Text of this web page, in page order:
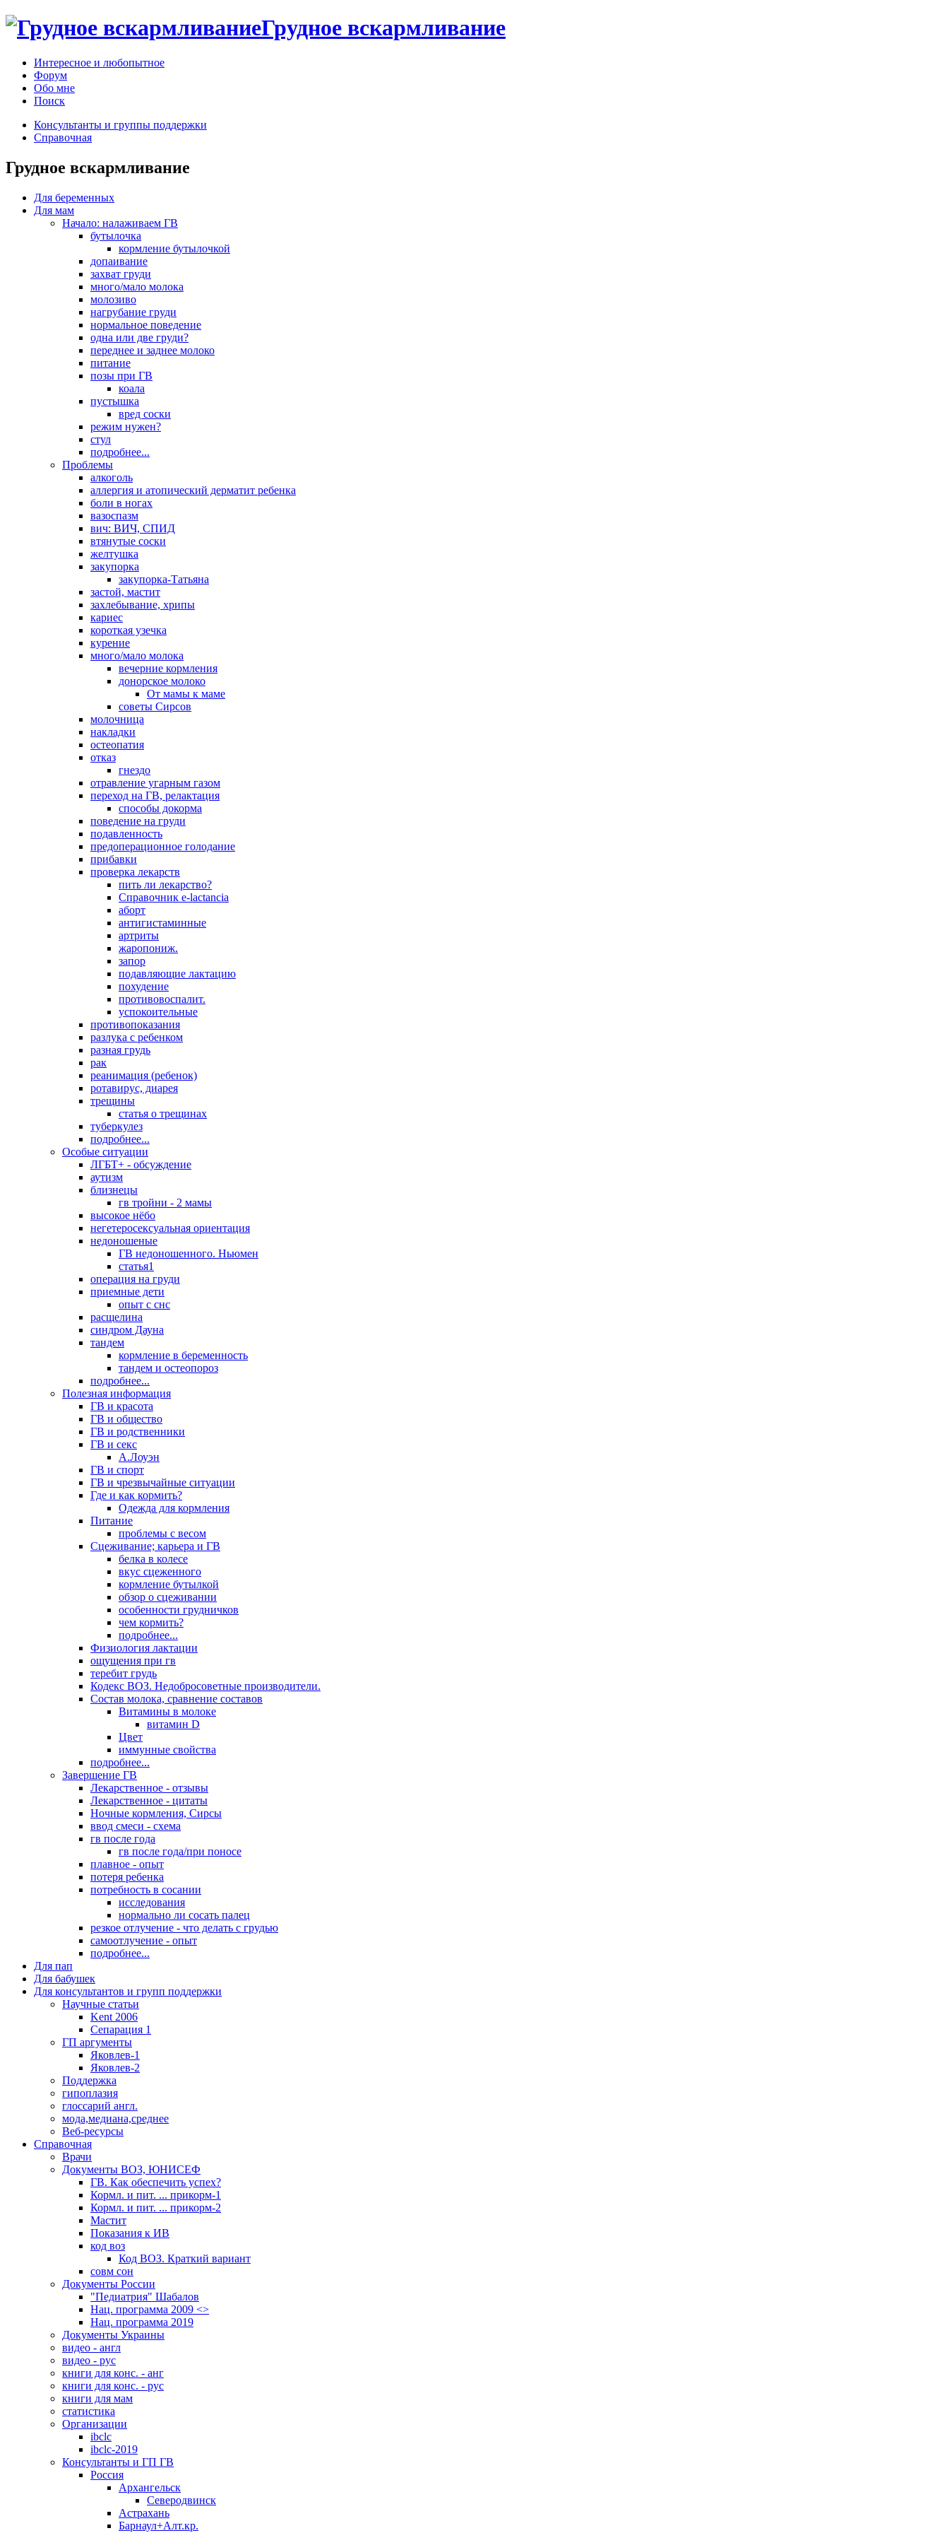
Грудное вскармливание
Интересное и любопытное
Форум
Обо мне
Поиск
Консультанты и группы поддержки
Справочная
Грудное вскармливание
Для беременных
Для мам
Начало: налаживаем ГВ
бутылочка
кормление бутылочкой
допаивание
захват груди
много/мало молока
молозиво
нагрубание груди
нормальное поведение
одна или две груди?
переднее и заднее молоко
питание
позы при ГВ
коала
пустышка
вред соски
режим нужен?
стул
подробнее...
Проблемы
алкоголь
аллергия и атопический дерматит ребенка
боли в ногах
вазоспазм
вич: ВИЧ, СПИД
втянутые соски
желтушка
закупорка
закупорка-Татьяна
застой, мастит
захлебывание, хрипы
кариес
короткая узечка
курение
много/мало молока
вечерние кормления
донорское молоко
От мамы к маме
советы Сирсов
молочница
накладки
остеопатия
отказ
гнездо
отравление угарным газом
переход на ГВ, релактация
способы докорма
поведение на груди
подавленность
предоперационное голодание
прибавки
проверка лекарств
пить ли лекарство?
Справочник e-lactancia
аборт
антигистаминные
артриты
жаропониж.
запор
подавляющие лактацию
похудение
противовоспалит.
успокоительные
противопоказания
разлука с ребенком
разная грудь
рак
реанимация (ребенок)
ротавирус, диарея
трещины
статья о трещинах
туберкулез
подробнее...
Особые ситуации
ЛГБТ+ - обсуждение
аутизм
близнецы
гв тройни - 2 мамы
высокое нёбо
негетеросексуальная ориентация
недоношеные
ГВ недоношенного. Ньюмен
статья1
операция на груди
приемные дети
опыт с снс
расщелина
синдром Дауна
тандем
кормление в беременность
тандем и остеопороз
подробнее...
Полезная информация
ГВ и красота
ГВ и общество
ГВ и родственники
ГВ и секс
А.Лоуэн
ГВ и спорт
ГВ и чрезвычайные ситуации
Где и как кормить?
Одежда для кормления
Питание
проблемы с весом
Сцеживание; карьера и ГВ
белка в колесе
вкус сцеженного
кормление бутылкой
обзор о сцеживании
особенности грудничков
чем кормить?
подробнее...
Физиология лактации
ощущения при гв
теребит грудь
Кодекс ВОЗ. Недобросоветные производители.
Состав молока, сравнение составов
Витамины в молоке
витамин D
Цвет
иммунные свойства
подробнее...
Завершение ГВ
Лекарственное - отзывы
Лекарственное - цитаты
Ночные кормления, Сирсы
ввод смеси - схема
гв после года
гв после года/при поносе
плавное - опыт
потеря ребенка
потребность в сосании
исследования
нормально ли сосать палец
резкое отлучение - что делать с грудью
самоотлучение - опыт
подробнее...
Для пап
Для бабушек
Для консультантов и групп поддержки
Научные статьи
Kent 2006
Сепарация 1
ГП аргументы
Яковлев-1
Яковлев-2
Поддержка
гипоплазия
глоссарий англ.
мода,медиана,среднее
Веб-ресурсы
Справочная
Врачи
Документы ВОЗ, ЮНИСЕФ
ГВ. Как обеспечить успех?
Кормл. и пит. ... прикорм-1
Кормл. и пит. ... прикорм-2
Мастит
Показания к ИВ
код воз
Код ВОЗ. Краткий вариант
совм сон
Документы России
"Педиатрия" Шабалов
Нац. программа 2009 <>
Нац. программа 2019
Документы Украины
видео - англ
видео - рус
книги для конс. - анг
книги для конс. - рус
книги для мам
статистика
Организации
ibclc
ibclc-2019
Консультанты и ГП ГВ
Россия
Архангельск
Северодвинск
Астрахань
Барнаул+Алт.кр.